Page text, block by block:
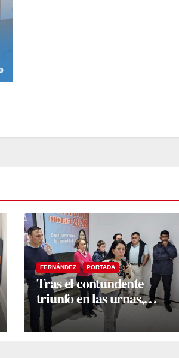
FERNÁNDEZ PORTADA
Tras el contundente
triunfo en las urnas,
Yanina Iturre encabezó
un encuentro con vecinos